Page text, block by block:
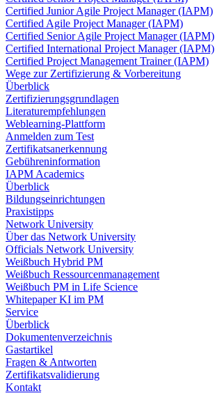
Certified Junior Agile Project Manager (IAPM)
Certified Agile Project Manager (IAPM)
Certified Senior Agile Project Manager (IAPM)
Certified International Project Manager (IAPM)
Certified Project Management Trainer (IAPM)
Wege zur Zertifizierung & Vorbereitung
Überblick
Zertifizierungsgrundlagen
Literaturempfehlungen
Weblearning-Plattform
Anmelden zum Test
Zertifikatsanerkennung
Gebühreninformation
IAPM Academics
Überblick
Bildungseinrichtungen
Praxistipps
Network University
Über das Network University
Officials Network University
Weißbuch Hybrid PM
Weißbuch Ressourcenmanagement
Weißbuch PM in Life Science
Whitepaper KI im PM
Service
Überblick
Dokumentenverzeichnis
Gastartikel
Fragen & Antworten
Zertifikatsvalidierung
Kontakt